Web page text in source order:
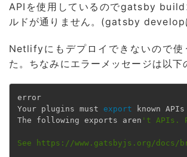
APIを使用しているのでgatsby build
ルドが通りません。(gatsby develop
Netlifyにもデプロイできないので使
た。ちなみにエラーメッセージは以下
error
Your plugins must export known
The following exports aren 't APIs.
See https://www.gatsbyjs.org/